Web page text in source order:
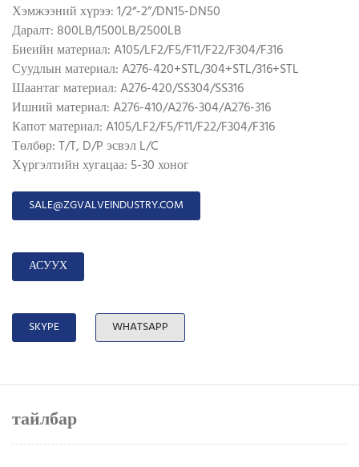
Хэмжээний хүрээ: 1/2“-2”/DN15-DN50
Даралт: 800LB/1500LB/2500LB
Биеийн материал: A105/LF2/F5/F11/F22/F304/F316
Суудлын материал: A276-420+STL/304+STL/316+STL
Шаантаг материал: A276-420/SS304/SS316
Ишний материал: A276-410/A276-304/A276-316
Капот материал: A105/LF2/F5/F11/F22/F304/F316
Төлбөр: T/T, D/P эсвэл L/C
Хүргэлтийн хугацаа: 5-30 хоног
SALE@ZGVALVEINDUSTRY.COM
АСУУХ
SKYPE WHATSAPP
тайлбар